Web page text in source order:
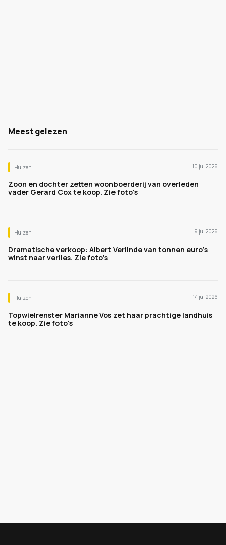
Meest gelezen
Huizen 10 jul 2026
Zoon en dochter zetten woonboerderij van overleden
vader Gerard Cox te koop. Zie foto's
Huizen 9 jul 2026
Dramatische verkoop: Albert Verlinde van tonnen euro's
winst naar verlies. Zie foto's
Huizen 14 jul 2026
Topwielrenster Marianne Vos zet haar prachtige landhuis
te koop. Zie foto's